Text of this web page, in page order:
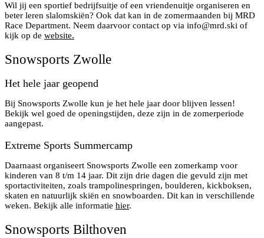
Wil jij een sportief bedrijfsuitje of een vriendenuitje organiseren en
beter leren slalomskiën? Ook dat kan in de zomermaanden bij MRD
Race Department. Neem daarvoor contact op via info@mrd.ski of
kijk op de website.
Snowsports Zwolle
Het hele jaar geopend
Bij Snowsports Zwolle kun je het hele jaar door blijven lessen!
Bekijk wel goed de openingstijden, deze zijn in de zomerperiode
aangepast.
Extreme Sports Summercamp
Daarnaast organiseert Snowsports Zwolle een zomerkamp voor
kinderen van 8 t/m 14 jaar. Dit zijn drie dagen die gevuld zijn met
sportactiviteiten, zoals trampolinespringen, boulderen, kickboksen,
skaten en natuurlijk skiën en snowboarden. Dit kan in verschillende
weken. Bekijk alle informatie hier.
Snowsports Bilthoven